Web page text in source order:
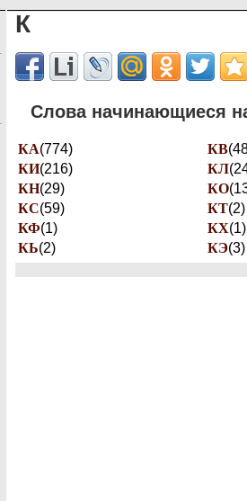
К
Слова начинающиеся
КА(774) КВ
КИ(216) КЛ
КН(29) КО
КС(59) КТ(2)
КФ(1) КХ(1)
КЬ(2) КЭ(3)